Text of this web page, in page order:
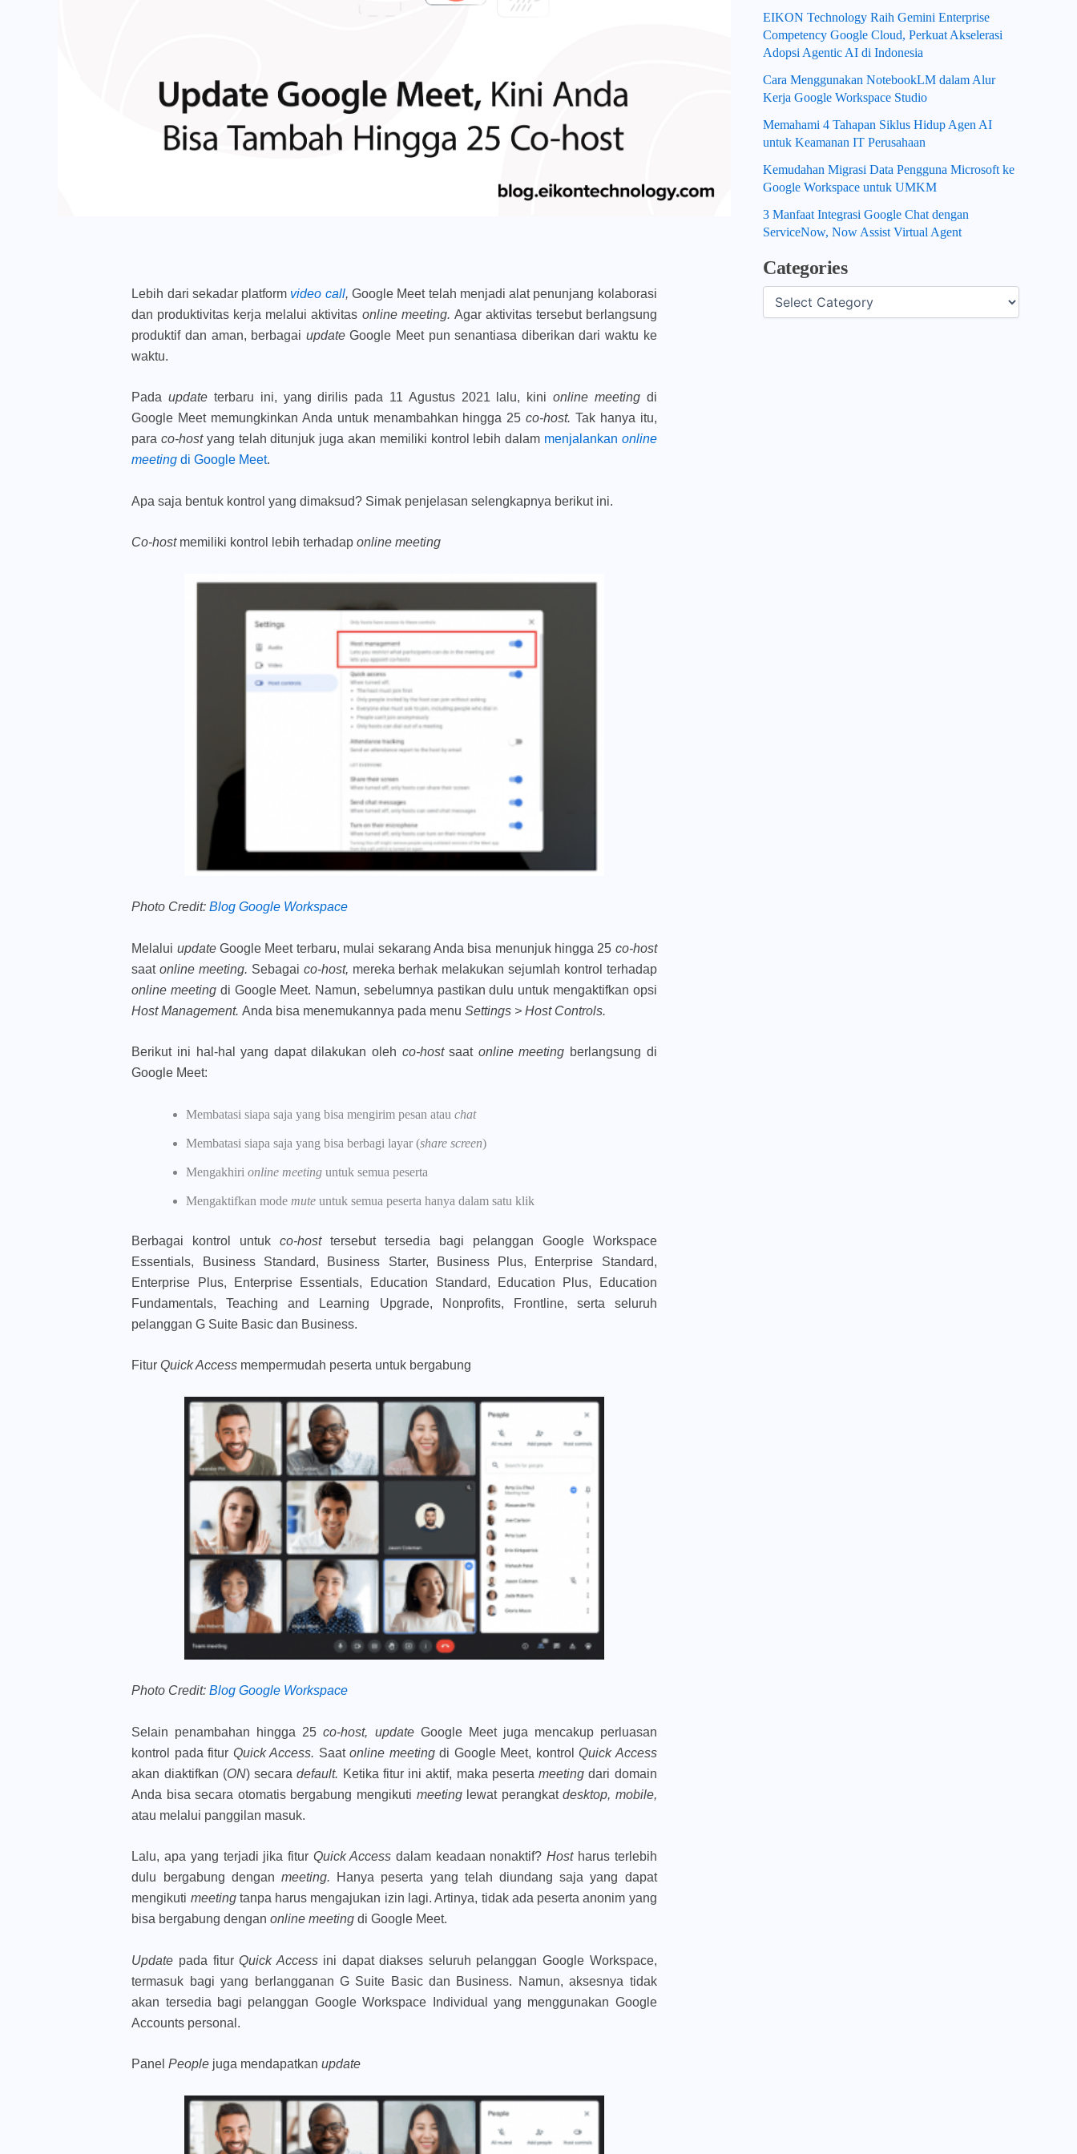
Lebih dari sekadar platform video call, Google Meet telah menjadi alat penunjang kolaborasi
dan produktivitas kerja melalui aktivitas online meeting. Agar aktivitas tersebut berlangsung
produktif dan aman, berbagai updateGoogle Meet pun senantiasa diberikan dari waktu ke
waktu.
Padaupdateterbaru ini, yang dirilis pada 11 Agustus 2021 lalu, kinionline meeting di
Google Meet memungkinkan Anda untuk menambahkan hingga 25co-host. Tak hanya itu,
paraco-host yang telah ditunjuk juga akan memiliki kontrol lebih dalam menjalankan online
meetingdi Google Meet.
Apa saja bentuk kontrol yang dimaksud? Simak penjelasan selengkapnya berikut ini.
Co-host memiliki kontrol lebih terhadaponline meeting
Photo Credit:Blog Google Workspace
Melalui updateGoogle Meet terbaru, mulai sekarang Anda bisa menunjuk hingga 25 co-host
saatonline meeting. Sebagai co-host, mereka berhak melakukan sejumlah kontrol terhadap
online meeting di Google Meet. Namun, sebelumnya pastikan dulu untuk mengaktifkan opsi
Host Management.Anda bisa menemukannya pada menuSettings > Host Controls.
Berikut ini hal-hal yang dapat dilakukan oleh co-hostsaat online meeting berlangsung di
Google Meet:
Membatasi siapa saja yang bisa mengirim pesan atauchat
Membatasi siapa saja yang bisa berbagi layar (share screen)
Mengakhirionline meetinguntuk semua peserta
Mengaktifkan mode muteuntuk semua peserta hanya dalam satu klik
Berbagai kontrol untukco-hosttersebut tersedia bagi pelanggan Google Workspace
Essentials, Business Standard, Business Starter, Business Plus, Enterprise Standard,
Enterprise Plus, Enterprise Essentials, Education Standard, Education Plus, Education
Fundamentals, Teaching and Learning Upgrade, Nonprofits, Frontline, serta seluruh
pelanggan G Suite Basic dan Business.
FiturQuick Access mempermudah peserta untuk bergabung
Photo Credit:Blog Google Workspace
Selain penambahan hingga 25co-host, update Google Meet juga mencakup perluasan
kontrol pada fitur Quick Access. Saatonline meetingdi Google Meet, kontrolQuick Access
akan diaktifkan (ON) secaradefault. Ketika fitur ini aktif, maka pesertameetingdari domain
Anda bisa secara otomatis bergabung mengikuti meeting lewat perangkatdesktop, mobile,
atau melalui panggilan masuk.
Lalu, apa yang terjadi jika fitur Quick Accessdalam keadaan nonaktif?Host harus terlebih
dulu bergabung denganmeeting.
Hanya peserta yang telah diundang saja yang dapat
mengikuti meeting tanpa harus mengajukan izin lagi. Artinya, tidak ada peserta anonim yang
bisa bergabung denganonline meetingdi Google Meet.
Update pada fiturQuick Access ini dapat diakses seluruh pelanggan Google Workspace,
termasuk bagi yang berlangganan G Suite Basic dan Business. Namun, aksesnya tidak
akan tersedia bagi pelanggan Google Workspace Individual yang menggunakan Google
Accounts personal.
PanelPeople juga mendapatkanupdate
EIKON Technology Raih Gemini Enterprise
Competency Google Cloud, Perkuat Akselerasi
Adopsi Agentic AI di Indonesia
Cara Menggunakan NotebookLM dalam Alur
Kerja Google Workspace Studio
Memahami 4 Tahapan Siklus Hidup Agen AI
untuk Keamanan IT Perusahaan
Kemudahan Migrasi Data Pengguna Microsoft ke
Google Workspace untuk UMKM
3 Manfaat Integrasi Google Chat dengan
ServiceNow, Now Assist Virtual Agent
Categories